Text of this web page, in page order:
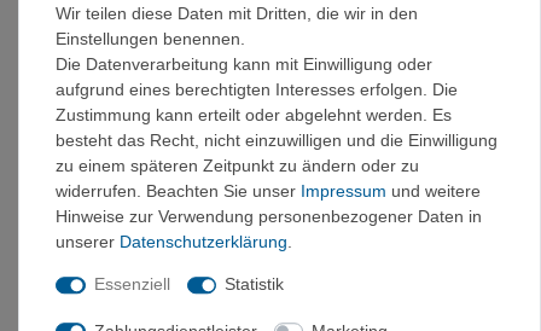
43
9,5
44
10
45
10,5
45,5
11
46
12
47
OBERMATERIAL
Das Obermaterials aus Leder ist dank des umlaufenden
Die Gesamtkonstruktion zeichnet sich durch eine gute
Wir teilen diese Daten mit Dritten, die wir in den
Einstellungen benennen.
Die Datenverarbeitung kann mit Einwilligung oder
aufgrund eines berechtigten Interesses erfolgen. Die
Zustimmung kann erteilt oder abgelehnt werden. Es
besteht das Recht, nicht einzuwilligen und die Einwilligung
zu einem späteren Zeitpunkt zu ändern oder zu
widerrufen. Beachten Sie unser Impressum und weitere
Hinweise zur Verwendung personenbezogener Daten in
unserer Daten­schutz­erklärung.
Essenziell Statistik